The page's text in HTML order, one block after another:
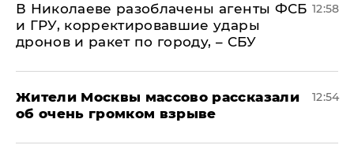
В Николаеве разоблачены агенты ФСБ
и ГРУ, корректировавшие удары
дронов и ракет по городу, – СБУ
12:58
Жители Москвы массово рассказали
об очень громком взрыве
12:54